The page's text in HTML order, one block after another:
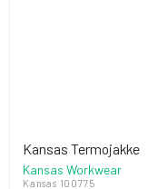
Kansas Termojakke
Kansas Workwear
Kansas 100775